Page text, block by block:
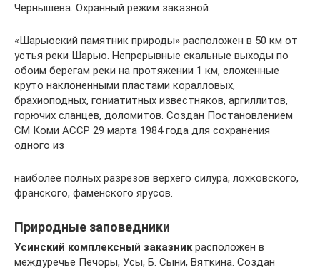
Чернышева. Охранный режим заказной.
«Шарьюский памятник природы» расположен в 50 км от
устья реки Шарью. Непрерывные скальные выходы по
обоим берегам реки на протяжении 1 км, сложенные
круто наклоненными пластами коралловых,
брахиоподных, гониатитных известняков, аргиллитов,
горючих сланцев, доломитов. Создан Постановлением
СМ Коми АССР 29 марта 1984 года для сохранения
одного из
наиболее полных разрезов верхего силура, лохковского,
франского, фаменского ярусов.
Природные заповедники
Усинский комплексный заказник расположен в
междуречье Печоры, Усы, Б. Сыни, Вяткина. Создан